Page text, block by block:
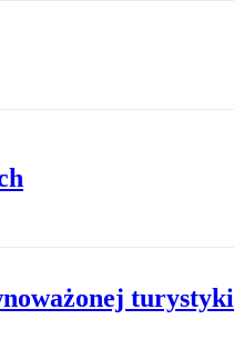
turystyki